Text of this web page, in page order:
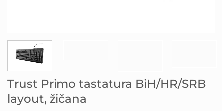
Trust Primo tastatura BiH/HR/SRB
layout, žičana